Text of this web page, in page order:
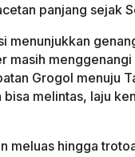
panjang sejak
menunjukkan
masih
Grogol menuju
bisa melintas, laju
meluas hingga